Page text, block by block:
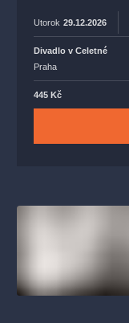
Utorok 29.12.2026
Divadlo v Celetné
Praha
445 Kč